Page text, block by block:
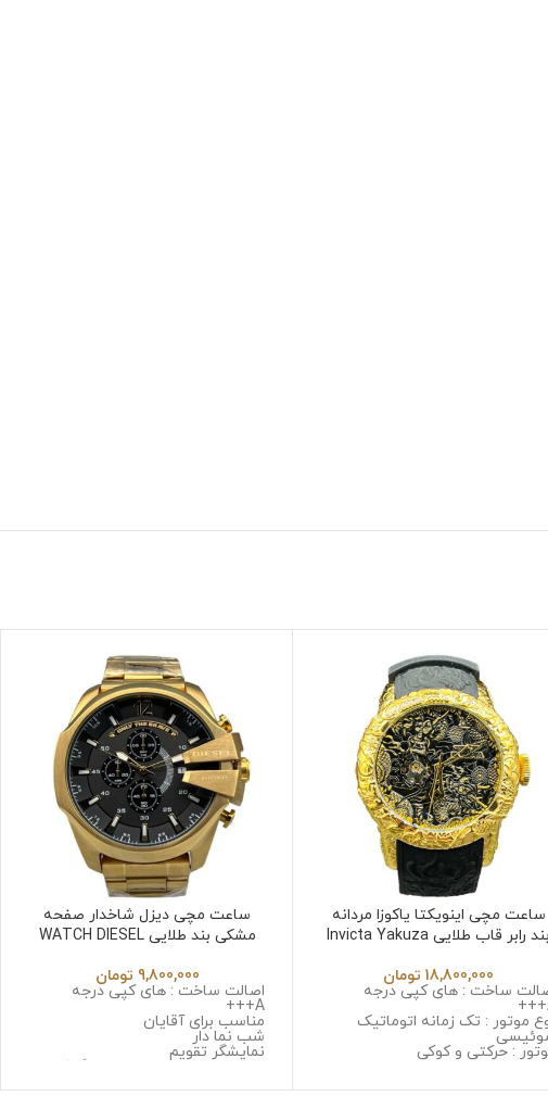
ساعت مچی اینویکتا یاکوزا مردانه
بند رابر قاب طلایی Invicta Yakuza
18,800,000 تومان
ساخت : های کپی درجه
موتور : تک زمانه اتوماتیک
: حرکتی و کوکی
جنس قاب : استینلس استیل ضد
ساعت مچی دیزل شاخدار صفحه
مشکی بند طلایی WATCH DIESEL
9,800,000 تومان
اصالت ساخت : های کپی درجه
A+++
مناسب برای آقایان
شب نما دار
نمایشگر تقویم
نوع موتور : سه موتوره کرنوگراف